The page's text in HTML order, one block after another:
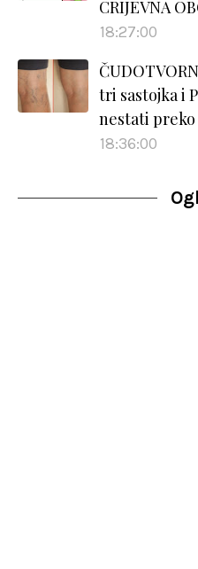
CRIJEVNA
18:27:00
tri sastojka i
nestati preko
18:36:00